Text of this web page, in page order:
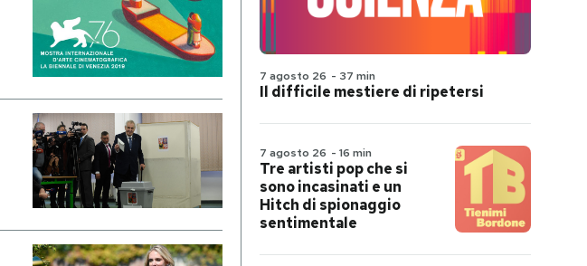
7 agosto 26 - 37 min
Il difficile mestiere di ripetersi
7 agosto 26 - 16 min
Tre artisti pop che si
sono incasinati e un
Hitch di spionaggio
sentimentale